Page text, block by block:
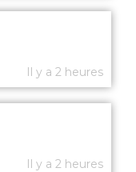
Il y a 2 heures
Il y a 2 heures